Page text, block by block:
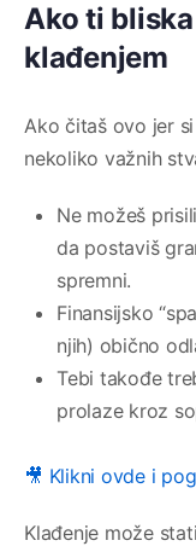
Ako ti
klađenjem
Ako čitaš ovo jer
nekoliko važnih
Ne možeš
da postaviš
spremni.
Finansijsko
njih) obično
Tebi takođe
prolaze kroz
🎥 Klikni ovde i
Klađenje može